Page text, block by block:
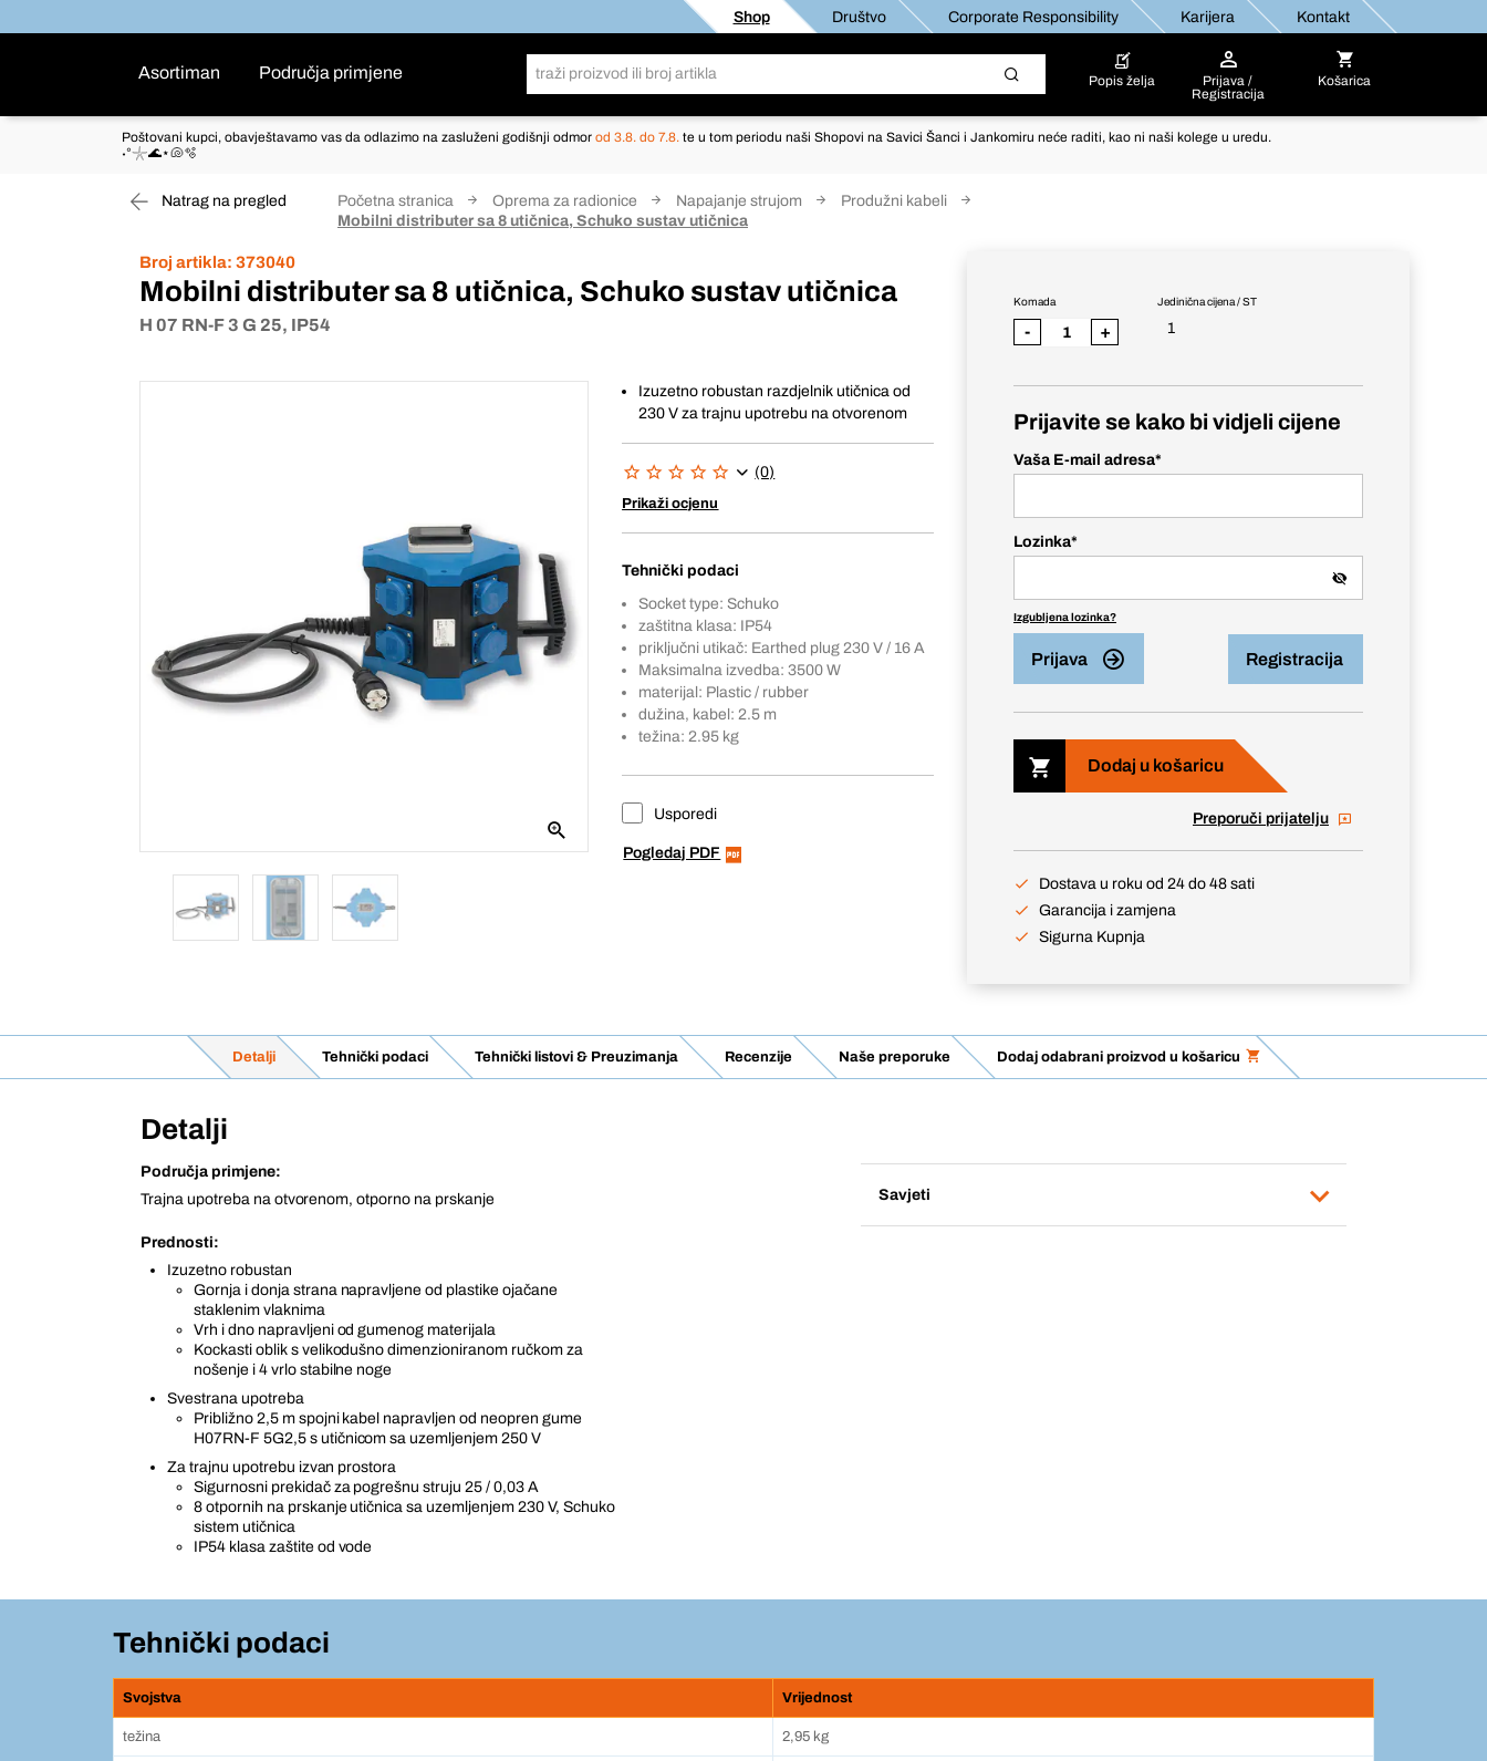
Shop Društvo Corporate Responsibility Karijera Kontakt
Asortiman Područja primjene Popis želja
Prijava /
Registracija
Košarica
Poštovani kupci, obavještavamo vas da odlazimo na zasluženi godišnji odmor od 3.8. do 7.8. te u tom periodu naši Shopovi na Savici Šanci i Jankomiru neće raditi, kao ni naši kolege u uredu.
˖°𓇼🌊⋆🐚🫧
Natrag na pregled Početna stranica Oprema za radionice Napajanje strujom
Produžni kabeli
Mobilni distributer sa 8 utičnica, Schuko sustav utičnica
Broj artikla: 373040
Mobilni distributer sa 8 utičnica, Schuko sustav utičnica
H 07 RN-F 3 G 25, IP54
Izuzetno robustan razdjelnik utičnica od
230 V za trajnu upotrebu na otvorenom
(0)
Prikaži ocjenu
Tehnički podaci
Socket type: Schuko
zaštitna klasa: IP54
priključni utikač: Earthed plug 230 V / 16 A
Maksimalna izvedba: 3500 W
materijal: Plastic / rubber
dužina, kabel: 2.5 m
težina: 2.95 kg
Usporedi
Pogledaj PDF
Jedinična cijena / ST
1
Komada
- +
Prijavite se kako bi vidjeli cijene
Vaša E-mail adresa*
Lozinka*
Izgubljena lozinka?
Prijava Registracija
Dodaj u košaricu
Preporuči prijatelju
Dostava u roku od 24 do 48 sati
Garancija i zamjena
Sigurna Kupnja
Detalji Tehnički podaci Tehnički listovi & Preuzimanja Recenzije Naše preporuke Dodaj odabrani proizvod u košaricu
Detalji
Područja primjene:
Trajna upotreba na otvorenom, otporno na prskanje
Prednosti:
Izuzetno robustan
Gornja i donja strana napravljene od plastike ojačane
staklenim vlaknima
Vrh i dno napravljeni od gumenog materijala
Kockasti oblik s velikodušno dimenzioniranom ručkom za
nošenje i 4 vrlo stabilne noge
Svestrana upotreba
Približno 2,5 m spojni kabel napravljen od neopren gume
H07RN-F 5G2,5 s utičnicom sa uzemljenjem 250 V
Za trajnu upotrebu izvan prostora
Sigurnosni prekidač za pogrešnu struju 25 / 0,03 A
8 otpornih na prskanje utičnica sa uzemljenjem 230 V, Schuko
sistem utičnica
IP54 klasa zaštite od vode
Savjeti
Tehnički podaci
Svojstva Vrijednost
težina 2,95 kg